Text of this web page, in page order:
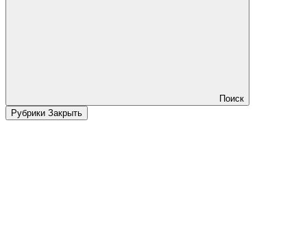
Поиск
Рубрики Закрыть